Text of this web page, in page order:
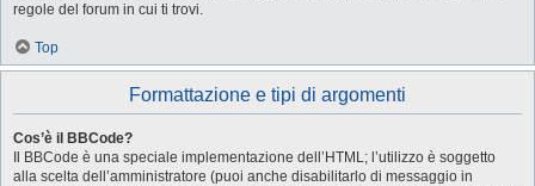
regole del forum in cui ti trovi.
Top
Formattazione e tipi di argomenti
Cos’è il BBCode?
Il BBCode è una speciale implementazione dell’HTML; l’utilizzo è soggetto
alla scelta dell’amministratore (puoi anche disabilitarlo di messaggio in